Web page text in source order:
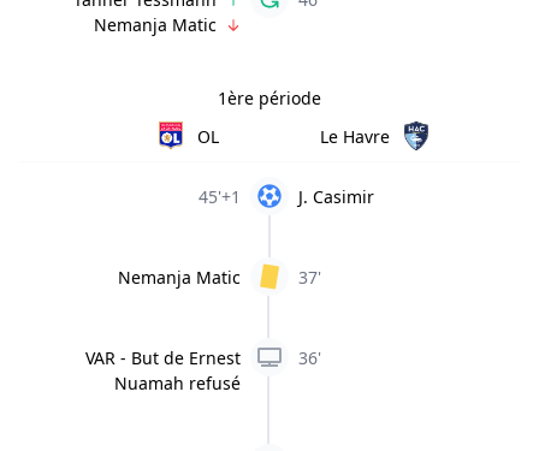
Nemanja Matic
1ère période
OL
Le Havre
45'+1 J. Casimir
37'
Nemanja Matic
36'
VAR - But de Ernest
Nuamah refusé